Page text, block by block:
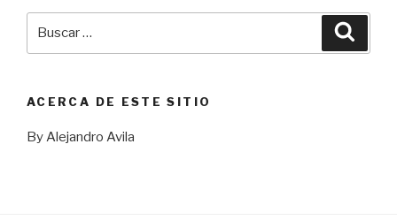
ACERCA DE ESTE SITIO
By Alejandro Avila